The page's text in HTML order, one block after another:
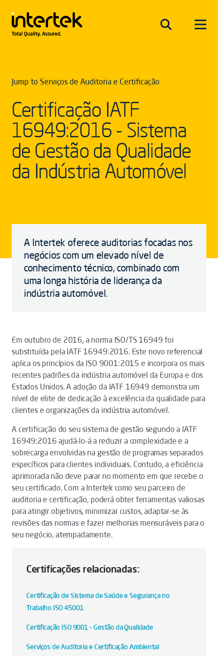
Jump to Serviços de Auditoria e Certificação
Certificação IATF
16949:2016 - Sistema
de Gestão da Qualidade
da Indústria Automóvel
A Intertek oferece auditorias focadas nos
negócios com um elevado nível de
conhecimento técnico, combinado com
uma longa história de liderança da
indústria automóvel.
Em outubro de 2016, a norma ISO/TS 16949 foi
substituída pela IATF 16949:2016. Este novo referencial
aplica os princípios da ISO 9001:2015 e incorpora os mais
recentes padrões da indústria automóvel da Europa e dos
Estados Unidos. A adoção da IATF 16949 demonstra um
nível de elite de dedicação à excelência da qualidade para
clientes e organizações da indústria automóvel.
A certificação do seu sistema de gestão segundo a IATF
16949:2016 ajudá-lo-á a reduzir a complexidade e a
sobrecarga envolvidas na gestão de programas separados
específicos para clientes individuais. Contudo, a eficiência
aprimorada não deve parar no momento em que recebe o
seu certificado. Com a Intertek como seu parceiro de
auditoria e certificação, poderá obter ferramentas valiosas
para atingir objetivos, minimizar custos, adaptar-se às
revisões das normas e fazer melhorias mensuráveis para o
seu negócio, atempadamente.
Certificações relacionadas:
Certificação de Sistema de Saúde e Segurança no
Trabalho ISO 45001
Certificação ISO 9001 - Gestão da Qualidade
Serviços de Auditoria e Certificação Ambiental